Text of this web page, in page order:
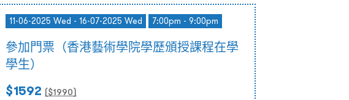
11-06-2025 Wed - 16-07-2025 Wed 7:00pm - 9:00pm
參加門票（香港藝術學院學歷頒授課程在學
學生）
$1592 ($1990)